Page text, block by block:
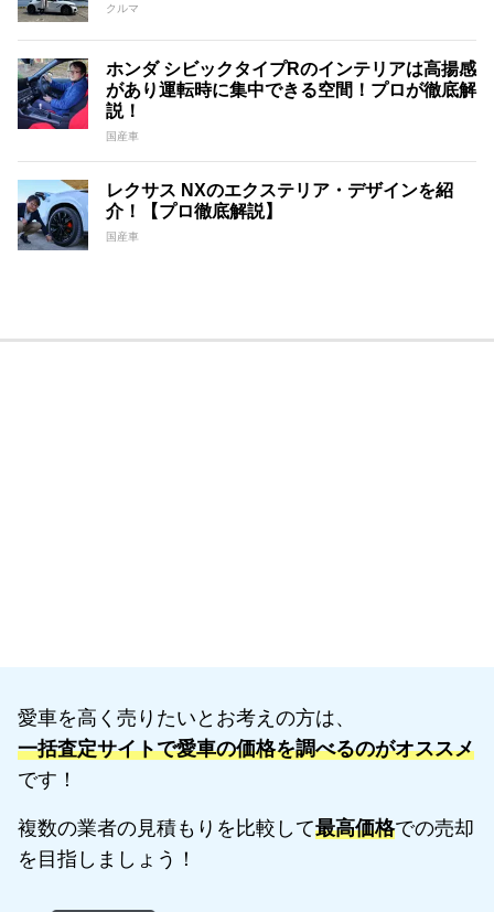
クルマ
ホンダ シビックタイプRのインテリアは高揚感
があり運転時に集中できる空間！プロが徹底解
説！
国産車
レクサス NXのエクステリア・デザインを紹
介！【プロ徹底解説】
国産車
愛車を高く売りたいとお考えの方は、
一括査定サイトで愛車の価格を調べるのがオススメ
です！
複数の業者の見積もりを比較して最高価格での売却
を目指しましょう！